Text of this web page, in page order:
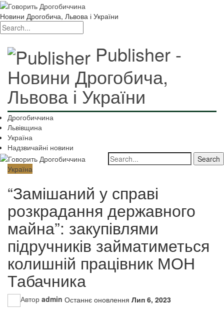
Новини Дрогобича, Львова і України
Publisher -
Новини Дрогобича,
Львова і України
Дрогобиччина
Львівщина
Україна
Надзвичайні новини
Україна
“Замішаний у справі
розкрадання державного
майна”: закупівлями
підручників займатиметься
колишній працівник МОН
Табачника
Автор admin Останнє оновлення Лип 6, 2023